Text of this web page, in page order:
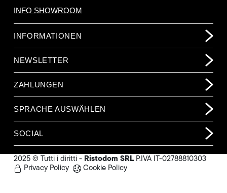
INFO SHOWROOM
INFORMATIONEN
NEWSLETTER
ZAHLUNGEN
SPRACHE AUSWÄHLEN
SOCIAL
2025 © Tutti i diritti - Ristodom SRLP.IVA IT-02788810303
Privacy Policy
Cookie Policy